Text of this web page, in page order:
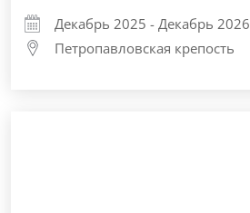
Декабрь 2025 - Декабрь 2026
Петропавловская крепость